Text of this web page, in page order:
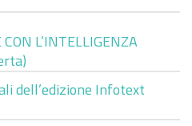
L’INTELLIGENZA
dell’edizione Infotext